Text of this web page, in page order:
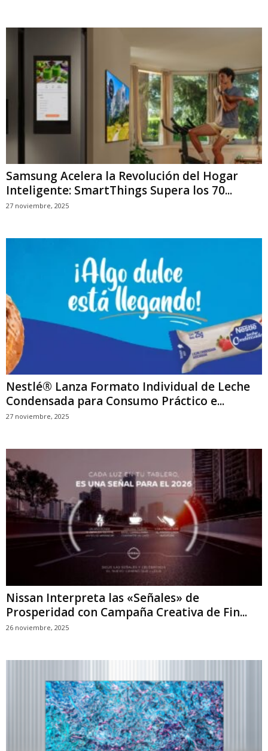
Samsung Acelera la Revolución del Hogar
Inteligente: SmartThings Supera los 70...
27 noviembre, 2025
Nestlé® Lanza Formato Individual de Leche
Condensada para Consumo Práctico e...
27 noviembre, 2025
Nissan Interpreta las «Señales» de
Prosperidad con Campaña Creativa de Fin...
26 noviembre, 2025